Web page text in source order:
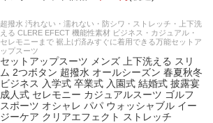
超撥水 汚れない・濡れない・防シワ・ストレッチ・上下洗
える CLERE EFECT 機能性素材 ビジネス・カジュアル・
セレモニーまで 裾上げ済みすぐに着用できる万能セットア
ップスーツ
セットアップスーツ メンズ 上下洗える スリ
ム 2つボタン 超撥水 オールシーズン 春夏秋冬
ビジネス 入学式 卒業式 入園式 結婚式 披露宴
成人式 セレモニー カジュアルスーツ ゴルフ
スポーツ オシャレ パパ ウォッシャブル イー
ジーケア クリアエフェクト ストレッチ